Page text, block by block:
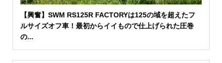
【興奮】SWM RS125R FACTORYは125の域を超えたフ
ルサイズオフ車！最初からイイもので仕上げられた圧巻
の...